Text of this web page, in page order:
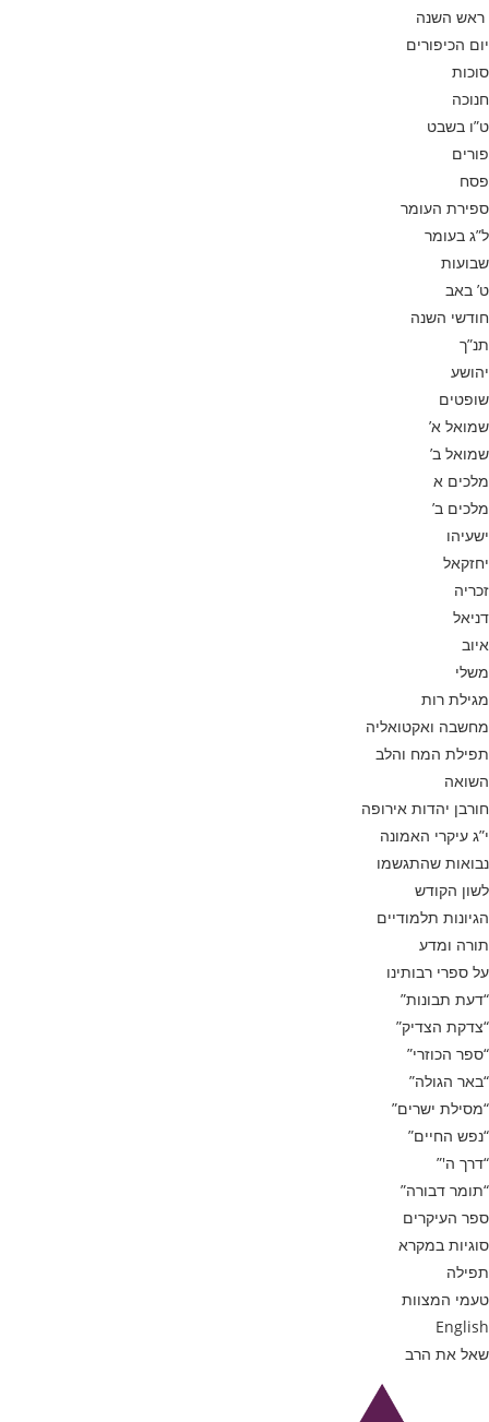
ראש השנה
יום הכיפורים
סוכות
חנוכה
ט”ו בשבט
פורים
פסח
ספירת העומר
ל”ג בעומר
שבועות
ט’ באב
חודשי השנה
תנ”ך
יהושע
שופטים
שמואל א’
שמואל ב’
מלכים א
מלכים ב’
ישעיהו
יחזקאל
זכריה
דניאל
איוב
משלי
מגילת רות
מחשבה ואקטואליה
תפילת המח והלב
השואה
חורבן יהדות אירופה
י”ג עיקרי האמונה
נבואות שהתגשמו
לשון הקודש
הגיונות תלמודיים
תורה ומדע
על ספרי רבותינו
“דעת תבונות”
“צדקת הצדיק”
“ספר הכוזרי”
“באר הגולה”
“מסילת ישרים”
“נפש החיים”
“דרך ה'”
“תומר דבורה”
ספר העיקרים
סוגיות במקרא
תפילה
טעמי המצוות
English
שאל את הרב